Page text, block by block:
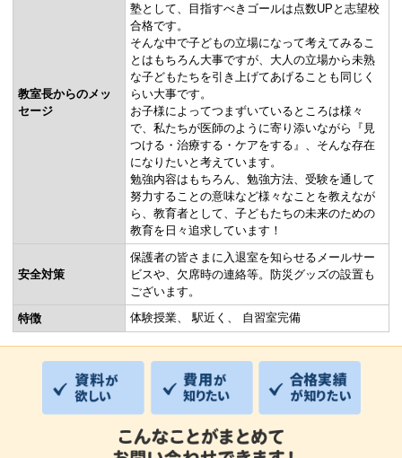
教室長からのメッ
セージ
塾として、目指すべきゴールは点数UPと志望校
合格です。
そんな中で子どもの立場になって考えてみるこ
とはもちろん大事ですが、大人の立場から未熟
な子どもたちを引き上げてあげることも同じく
らい大事です。
お子様によってつまずいているところは様々
で、私たちが医師のように寄り添いながら『見
つける・治療する・ケアをする』、そんな存在
になりたいと考えています。
勉強内容はもちろん、勉強方法、受験を通して
努力することの意味など様々なことを教えなが
ら、教育者として、子どもたちの未来のための
教育を日々追求しています！
安全対策
保護者の皆さまに入退室を知らせるメールサー
ビスや、欠席時の連絡等。防災グッズの設置も
ございます。
特徴
体験授業 駅近く 自習室完備